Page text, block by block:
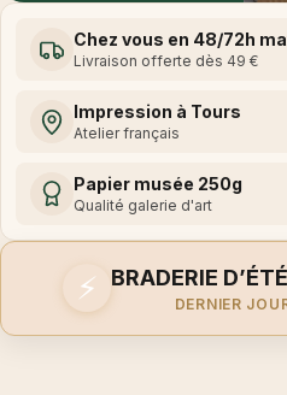
Chez vous en 48/72h
Livraison offerte dès 49 €
Impression à Tours
Atelier français
Papier musée 250g
Qualité galerie d'art
⚡ BRADERIE
DERNIER